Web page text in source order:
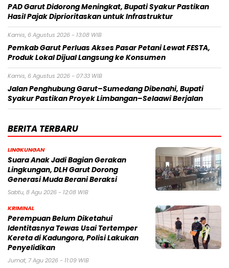
PAD Garut Didorong Meningkat, Bupati Syakur Pastikan
Hasil Pajak Diprioritaskan untuk Infrastruktur
Kamis, 6 Agustus 2026 - 13:08 WIB
Pemkab Garut Perluas Akses Pasar Petani Lewat FESTA,
Produk Lokal Dijual Langsung ke Konsumen
Kamis, 6 Agustus 2026 - 07:33 WIB
Jalan Penghubung Garut–Sumedang Dibenahi, Bupati
Syakur Pastikan Proyek Limbangan–Selaawi Berjalan
BERITA TERBARU
LINGKUNGAN
Suara Anak Jadi Bagian Gerakan
Lingkungan, DLH Garut Dorong
Generasi Muda Berani Beraksi
Sabtu, 8 Agu 2026 - 12:08 WIB
KRIMINAL
Perempuan Belum Diketahui
Identitasnya Tewas Usai Tertemper
Kereta di Kadungora, Polisi Lakukan
Penyelidikan
Jumat, 7 Agu 2026 - 11:09 WIB